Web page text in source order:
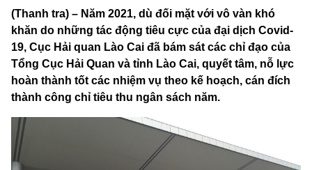
(Thanh tra) – Năm 2021, dù đối mặt với vô vàn khó
khăn do những tác động tiêu cực của đại dịch Covid-
19, Cục Hải quan Lào Cai đã bám sát các chỉ đạo của
Tổng Cục Hải Quan và tỉnh Lào Cai, quyết tâm, nỗ lực
hoàn thành tốt các nhiệm vụ theo kế hoạch, cán đích
thành công chỉ tiêu thu ngân sách năm.